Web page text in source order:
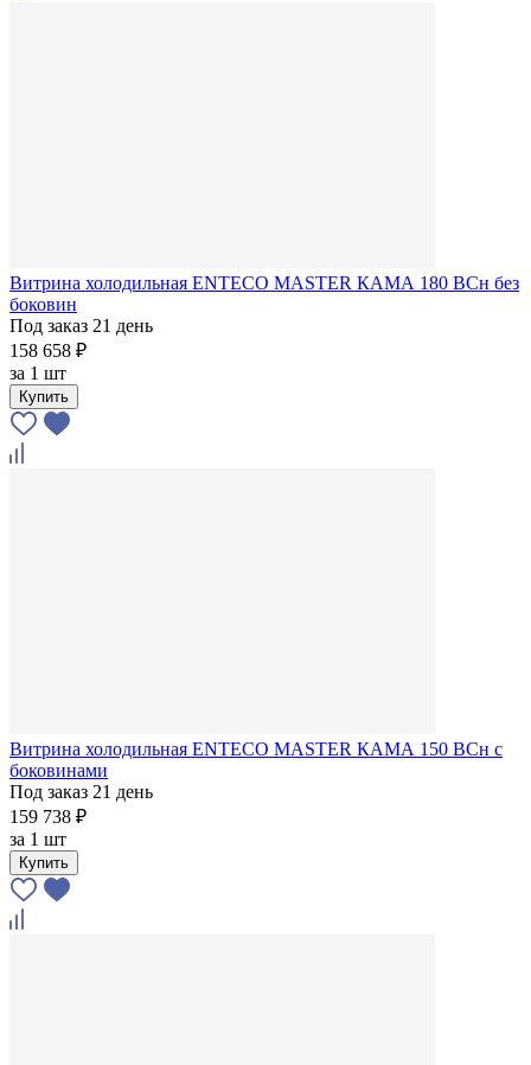
Витрина холодильная ENTECO MASTER КАМА 180 BCн без
боковин
Под заказ 21 день
158 658 ₽
за 1 шт
Купить
Витрина холодильная ENTECO MASTER КАМА 150 BCн с
боковинами
Под заказ 21 день
159 738 ₽
за 1 шт
Купить